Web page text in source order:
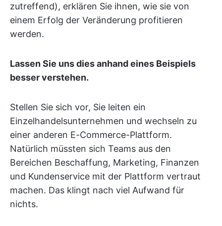
zutreffend), erklären Sie ihnen, wie sie von
einem Erfolg der Veränderung profitieren
werden.
Lassen Sie uns dies anhand eines Beispiels
besser verstehen.
Stellen Sie sich vor, Sie leiten ein
Einzelhandelsunternehmen und wechseln zu
einer anderen E-Commerce-Plattform.
Natürlich müssten sich Teams aus den
Bereichen Beschaffung, Marketing, Finanzen
und Kundenservice mit der Plattform vertraut
machen. Das klingt nach viel Aufwand für
nichts.